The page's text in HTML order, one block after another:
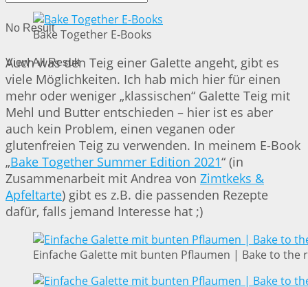
No Result
View All Result
Bake Together E-Books
Auch was den Teig einer Galette angeht, gibt es
viele Möglichkeiten. Ich hab mich hier für einen
mehr oder weniger „klassischen“ Galette Teig mit
Mehl und Butter entschieden – hier ist es aber
auch kein Problem, einen veganen oder
glutenfreien Teig zu verwenden. In meinem E-Book
„Bake Together Summer Edition 2021“ (in
Zusammenarbeit mit Andrea von Zimtkeks &
Apfeltarte) gibt es z.B. die passenden Rezepte
dafür, falls jemand Interesse hat ;)
Einfache Galette mit bunten Pflaumen | Bake to the